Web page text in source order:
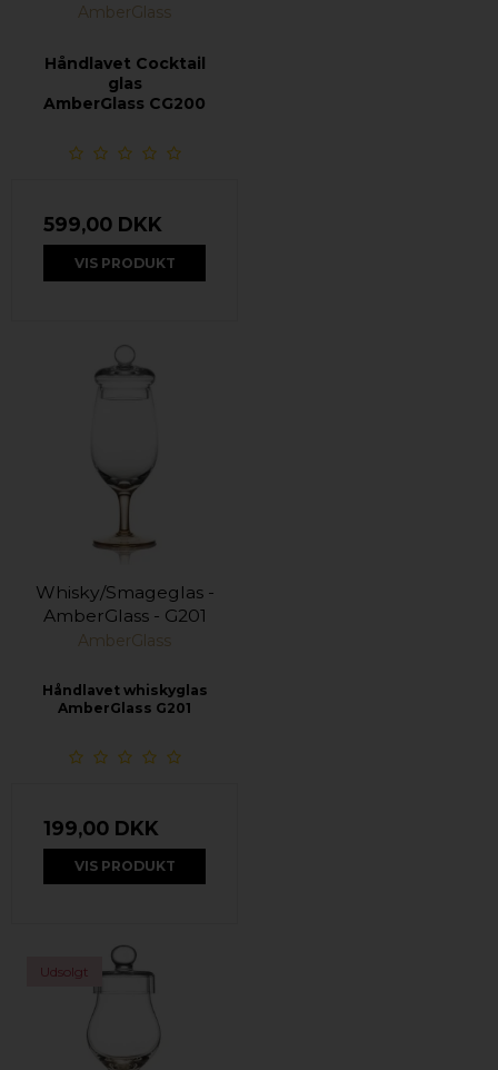
AmberGlass
Håndlavet Cocktail
glas
AmberGlass CG200
599,00 DKK
VIS PRODUKT
Whisky/Smageglas -
AmberGlass - G201
AmberGlass
Håndlavet whiskyglas
AmberGlass G201
199,00 DKK
VIS PRODUKT
Udsolgt